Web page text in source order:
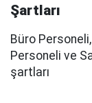
Şartları
Büro
Personeli ve
şartları